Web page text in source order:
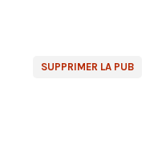
SUPPRIMER LA PUB